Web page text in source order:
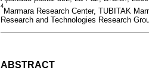
4
Marmara Research Center, TUBITAK
Research and Technologies Research
ABSTRACT